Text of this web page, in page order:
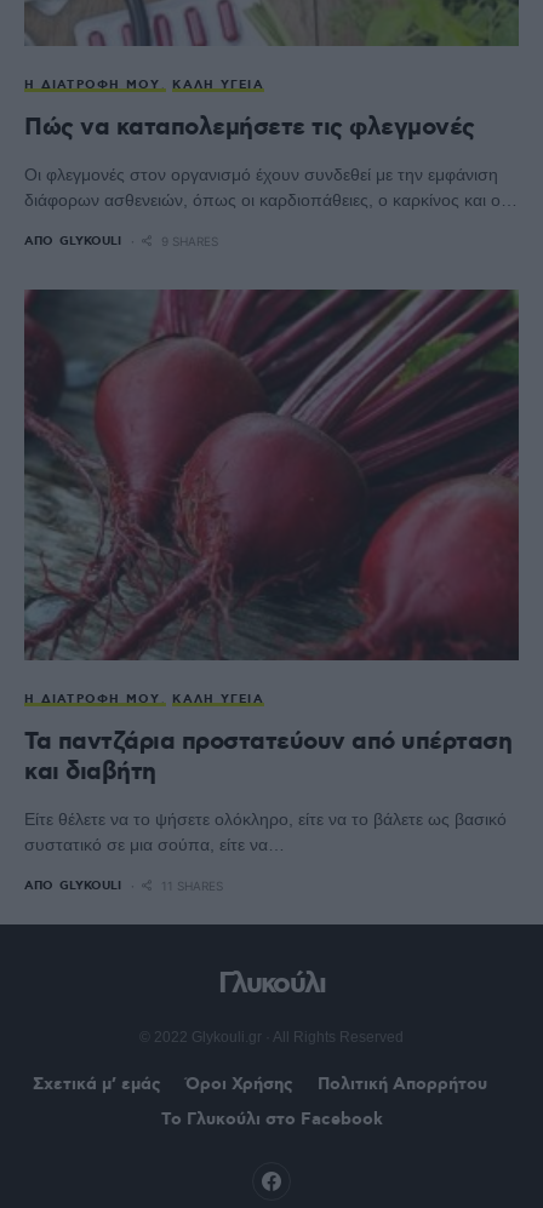
Η ΔΙΑΤΡΟΦΉ ΜΟΥ ΚΑΛΉ ΥΓΕΊΑ
Πώς να καταπολεμήσετε τις φλεγμονές
Οι φλεγμονές στον οργανισμό έχουν συνδεθεί με την εμφάνιση
διάφορων ασθενειών, όπως οι καρδιοπάθειες, ο καρκίνος και ο…
ΑΠΌ GLYKOULI 9 SHARES
Η ΔΙΑΤΡΟΦΉ ΜΟΥ ΚΑΛΉ ΥΓΕΊΑ
Τα παντζάρια προστατεύουν από υπέρταση
και διαβήτη
Είτε θέλετε να το ψήσετε ολόκληρο, είτε να το βάλετε ως βασικό
συστατικό σε μια σούπα, είτε να…
ΑΠΌ GLYKOULI 11 SHARES
Γλυκούλι
© 2022 Glykouli.gr · All Rights Reserved
Σχετικά μ’ εμάς Όροι Χρήσης
Πολιτική Απορρήτου
Το Γλυκούλι στο Facebook